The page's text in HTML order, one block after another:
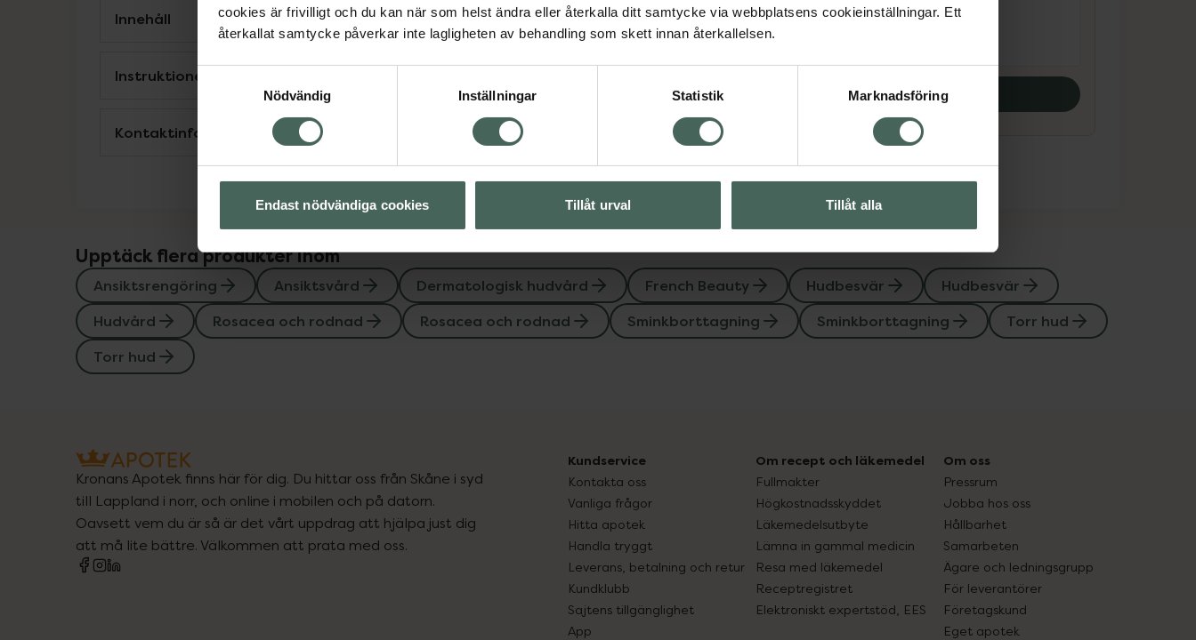
cookies är frivilligt och du kan när som helst ändra eller återkalla ditt samtycke via webbplatsens cookieinställningar. Ett
återkallat samtycke påverkar inte lagligheten av behandling som skett innan återkallelsen.
Samtyckesval
Nödvändig
Inställningar Statistik Marknadsföring
Endast nödvändiga cookies Tillåt urval Tillåt alla
Pris online
175 kr
Pris online
403 kr Köp båda
Innehåll Visa
Instruktioner
Kontaktinfo tillverkare Visa
Upptäck flera produkter inom
Ansiktsrengöring Ansiktsvård Dermatologisk hudvård French Beauty Hudbesvär
Hudbesvär
Hudvård
Rosacea och rodnad Rosacea och rodnad Sminkborttagning Sminkborttagning
Torr hud
Torr hud
Kronans Apotek finns här för dig. Du hittar oss från Skåne i syd
till Lappland i norr, och online i mobilen och på datorn.
Oavsett vem du är så är det vårt uppdrag att hjälpa just dig
att må lite bättre. Välkommen att prata med oss.
Kundservice
Kontakta oss
Vanliga frågor
Hitta apotek
Handla tryggt
Leverans, betalning och retur
Kundklubb
Sajtens tillgänglighet
App
Om recept och läkemedel
Fullmakter
Högkostnadsskyddet
Läkemedelsutbyte
Lämna in gammal medicin
Resa med läkemedel
Receptregistret
Elektroniskt expertstöd, EES
Om oss
Pressrum
Jobba hos oss
Hållbarhet
Samarbeten
Ägare och ledningsgrupp
För leverantörer
Företagskund
Eget apotek